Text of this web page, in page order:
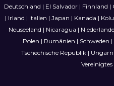
Deutschland | El Salvador | Finnland |
| Irland | Italien | Japan | Kanada |
Neuseeland | Nicaragua | Niederlande
Polen | Rumänien | Schweden |
Tschechische Republik | Ungarn